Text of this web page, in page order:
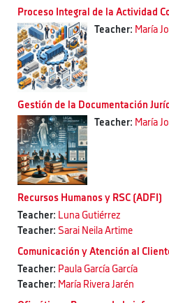
Proceso Integral de la Actividad
Teacher: María
Gestión de la Documentación
Teacher: María
Recursos Humanos y RSC (ADFI)
Teacher: Luna Gutiérrez
Teacher: Sarai Neila Artime
Comunicación y Atención al
Teacher: Paula García García
Teacher: María Rivera Jarén